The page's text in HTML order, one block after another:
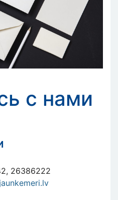
с нами
26386222